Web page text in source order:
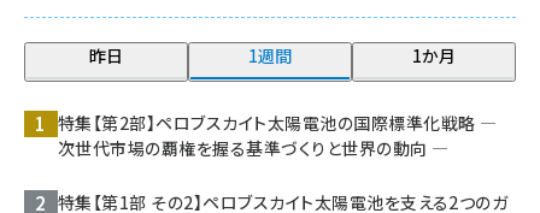
昨日 1週間 1か月
特集【第2部】ペロブスカイト太陽電池の国際標準化戦略 ―
次世代市場の覇権を握る基準づくりと世界の動向 ―
特集【第1部 その2】ペロブスカイト太陽電池を支える2つのガ